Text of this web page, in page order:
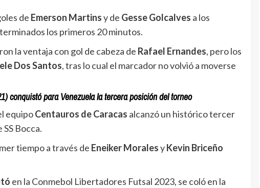
de Emerson Martinsy de Gesse Golcalves a los
los primeros 20 minutos.
la ventaja con gol de cabeza de Rafael Ernandes, pero los
Dos Santos, tras lo cual el marcador no volvió a moverse
conquistó para Venezuela la tercera posición del torneo
equipoCentauros de Caracas alcanzó un histórico tercer
Bocca.
tiempo a través de Eneiker MoralesyKevin Briceño
en la Conmebol Libertadores Futsal 2023, se coló en la